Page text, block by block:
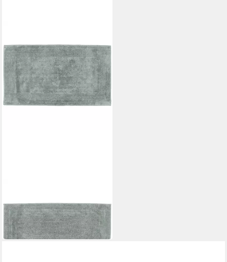
1000
129,90 €
in 2-3 Werktagen bei dir